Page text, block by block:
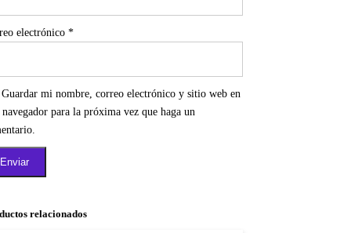
electrónico *
Guardar mi nombre, correo electrónico y sitio web en
navegador para la próxima vez que haga un
relacionados